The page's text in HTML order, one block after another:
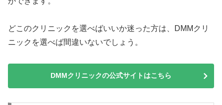
どこのクリニックを選べばいいか迷った方は、DMMクリ
ニックを選べば間違いないでしょう。
DMMクリニックの公式サイトはこちら